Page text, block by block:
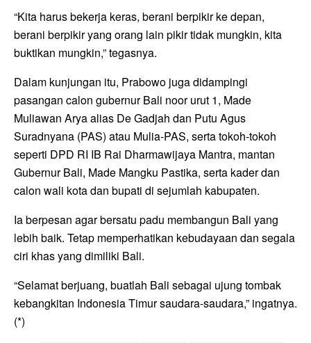
“Kita harus bekerja keras, berani berpikir ke depan,
berani berpikir yang orang lain pikir tidak mungkin, kita
buktikan mungkin,” tegasnya.
Dalam kunjungan itu, Prabowo juga didampingi
pasangan calon gubernur Bali noor urut 1, Made
Muliawan Arya alias De Gadjah dan Putu Agus
Suradnyana (PAS) atau Mulia-PAS, serta tokoh-tokoh
seperti DPD RI IB Rai Dharmawijaya Mantra, mantan
Gubernur Bali, Made Mangku Pastika, serta kader dan
calon wali kota dan bupati di sejumlah kabupaten.
Ia berpesan agar bersatu padu membangun Bali yang
lebih baik. Tetap memperhatikan kebudayaan dan segala
ciri khas yang dimiliki Bali.
“Selamat berjuang, buatlah Bali sebagai ujung tombak
kebangkitan Indonesia Timur saudara-saudara,” ingatnya.
(*)